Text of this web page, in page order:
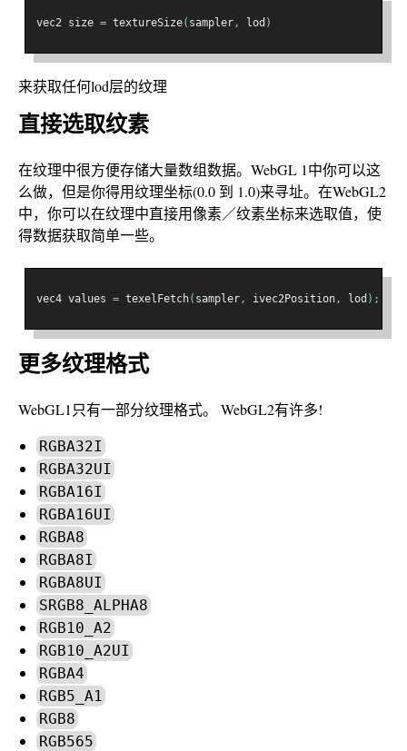
vec2 size = textureSize( sampler, lod )
来获取任何lod层的纹理
直接选取纹素
在纹理中很方便存储大量数组数据。WebGL 1中你可以这
么做，但是你得用纹理坐标(0.0 到 1.0)来寻址。在WebGL2
中，你可以在纹理中直接用像素／纹素坐标来选取值，使
得数据获取简单一些。
vec4 values = texelFetch( sampler, ivec2Position, lod );
更多纹理格式
WebGL1只有一部分纹理格式。 WebGL2有许多!
RGBA32I
RGBA32UI
RGBA16I
RGBA16UI
RGBA8
RGBA8I
RGBA8UI
SRGB8_ALPHA8
RGB10_A2
RGB10_A2UI
RGBA4
RGB5_A1
RGB8
RGB565